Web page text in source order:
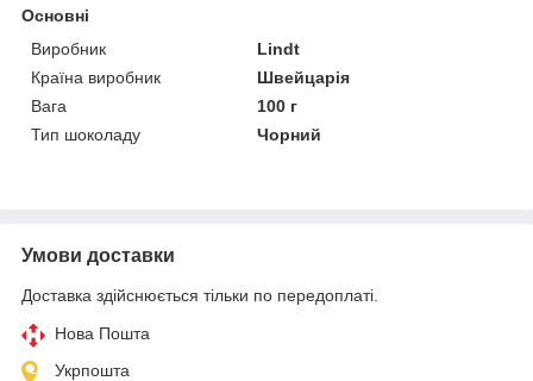
Основні
Виробник
Lindt
Країна виробник
Швейцарія
Вага
100 г
Тип шоколаду
Чорний
Умови доставки
Доставка здійснюється тільки по передоплаті.
Нова Пошта
Укрпошта